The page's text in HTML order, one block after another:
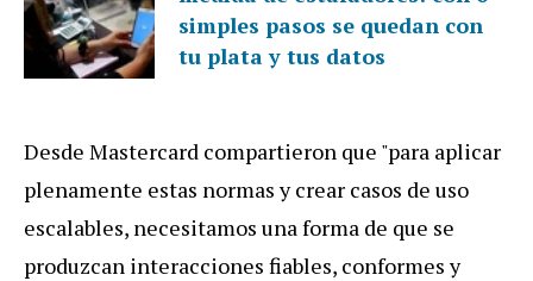
simples pasos se quedan con
tu plata y tus datos
Desde Mastercard compartieron que "para aplicar
plenamente estas normas y crear casos de uso
escalables, necesitamos una forma de que se
produzcan interacciones fiables, conformes y